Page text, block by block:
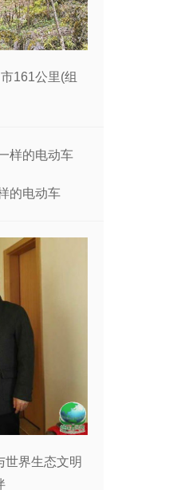
161公里(组
的电动车
世界生态文明